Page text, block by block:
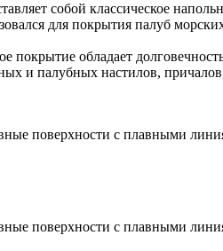
собой классическое
для покрытия палуб
покрытие обладает
и палубных настилов,
поверхности с плавными
поверхности с плавными